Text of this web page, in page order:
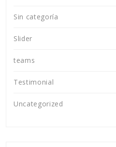
Sin categoría
Slider
teams
Testimonial
Uncategorized